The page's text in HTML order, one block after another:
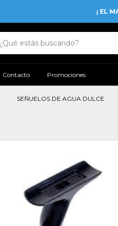
¡ EL
Contacto Promociones
SEÑUELOS DE AGUA DULCE